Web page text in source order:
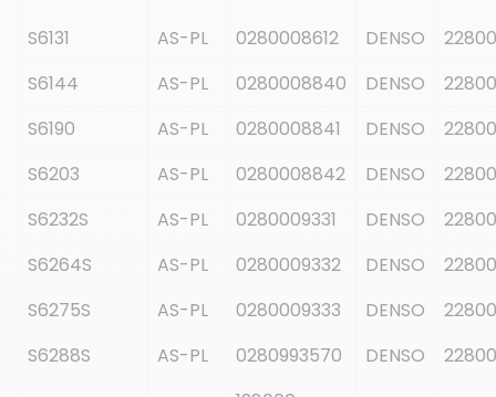
S6131
AS-PL 0280008612 DENSO
S6144
AS-PL 0280008840 DENSO
S6190
AS-PL 0280008841 DENSO
S6203
AS-PL 0280008842 DENSO
S6232S
AS-PL 0280009331 DENSO
S6264S
AS-PL 0280009332 DENSO
S6275S
AS-PL 0280009333 DENSO
S6288S
AS-PL 0280993570 DENSO